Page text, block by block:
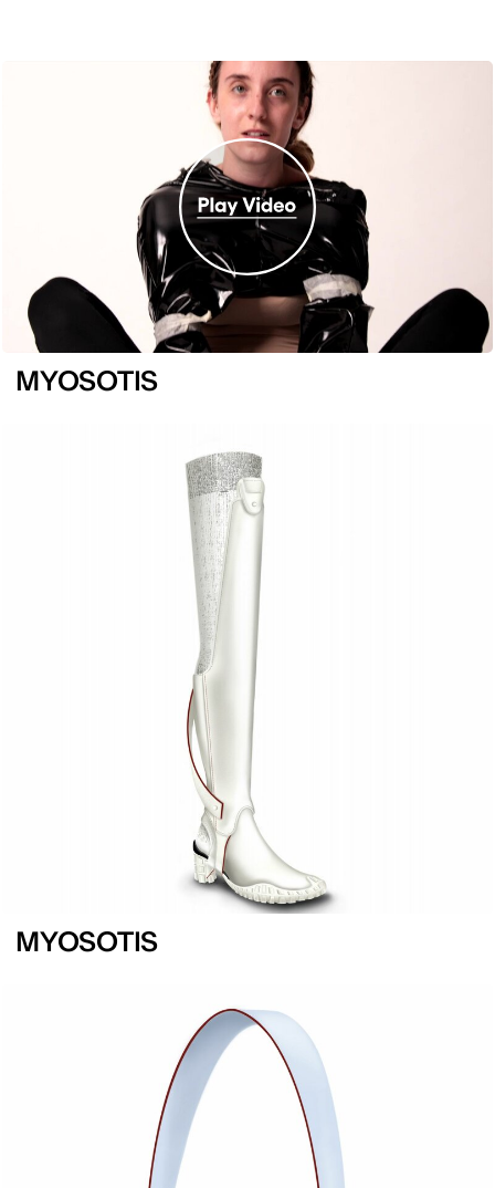
MYOSOTIS
MYOSOTIS